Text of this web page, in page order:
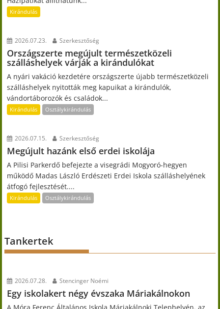
Kirándulás
2026.07.23. Szerkesztőség
Országszerte megújult természetközeli
szálláshelyek várják a kirándulókat
A nyári vakáció kezdetére országszerte újabb természetközeli
szálláshelyek nyitották meg kapuikat a kirándulók,
vándortáborozók és családok...
Kirándulás Osztálykirándulás
2026.07.15. Szerkesztőség
Megújult hazánk első erdei iskolája
A Pilisi Parkerdő befejezte a visegrádi Mogyoró-hegyen
működő Madas László Erdészeti Erdei Iskola szálláshelyének
átfogó fejlesztését....
Kirándulás Osztálykirándulás
Tankertek
2026.07.28. Stencinger Noémi
Egy iskolakert négy évszaka Máriakálnokon